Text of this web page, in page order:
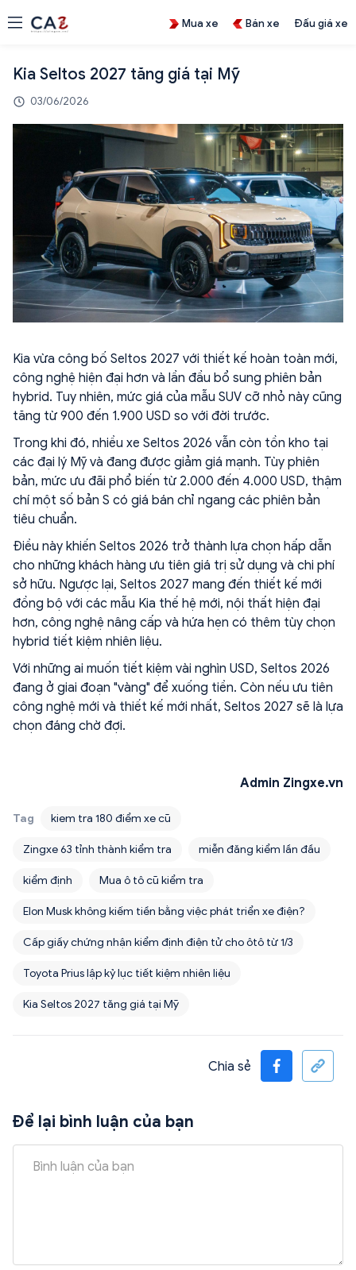
Mua xe Bán xe Đấu giá xe
Kia Seltos 2027 tăng giá tại Mỹ
03/06/2026
Kia vừa công bố Seltos 2027 với thiết kế hoàn toàn mới,
công nghệ hiện đại hơn và lần đầu bổ sung phiên bản
hybrid. Tuy nhiên, mức giá của mẫu SUV cỡ nhỏ này cũng
tăng từ 900 đến 1.900 USD so với đời trước.
Trong khi đó, nhiều xe Seltos 2026 vẫn còn tồn kho tại
các đại lý Mỹ và đang được giảm giá mạnh. Tùy phiên
bản, mức ưu đãi phổ biến từ 2.000 đến 4.000 USD, thậm
chí một số bản S có giá bán chỉ ngang các phiên bản
tiêu chuẩn.
Điều này khiến Seltos 2026 trở thành lựa chọn hấp dẫn
cho những khách hàng ưu tiên giá trị sử dụng và chi phí
sở hữu. Ngược lại, Seltos 2027 mang đến thiết kế mới
đồng bộ với các mẫu Kia thế hệ mới, nội thất hiện đại
hơn, công nghệ nâng cấp và hứa hẹn có thêm tùy chọn
hybrid tiết kiệm nhiên liệu.
Với những ai muốn tiết kiệm vài nghìn USD, Seltos 2026
đang ở giai đoạn "vàng" để xuống tiền. Còn nếu ưu tiên
công nghệ mới và thiết kế mới nhất, Seltos 2027 sẽ là lựa
chọn đáng chờ đợi.
Admin Zingxe.vn
Tag kiem tra 180 điểm xe cũ
Zingxe 63 tỉnh thành kiểm tra miễn đăng kiểm lần đầu
kiểm định Mua ô tô cũ kiểm tra
Elon Musk không kiếm tiền bằng việc phát triển xe điện?
Cấp giấy chứng nhận kiểm định điện tử cho ôtô từ 1/3
Toyota Prius lập kỷ lục tiết kiệm nhiên liệu
Kia Seltos 2027 tăng giá tại Mỹ
Chia sẻ
Để lại bình luận của bạn